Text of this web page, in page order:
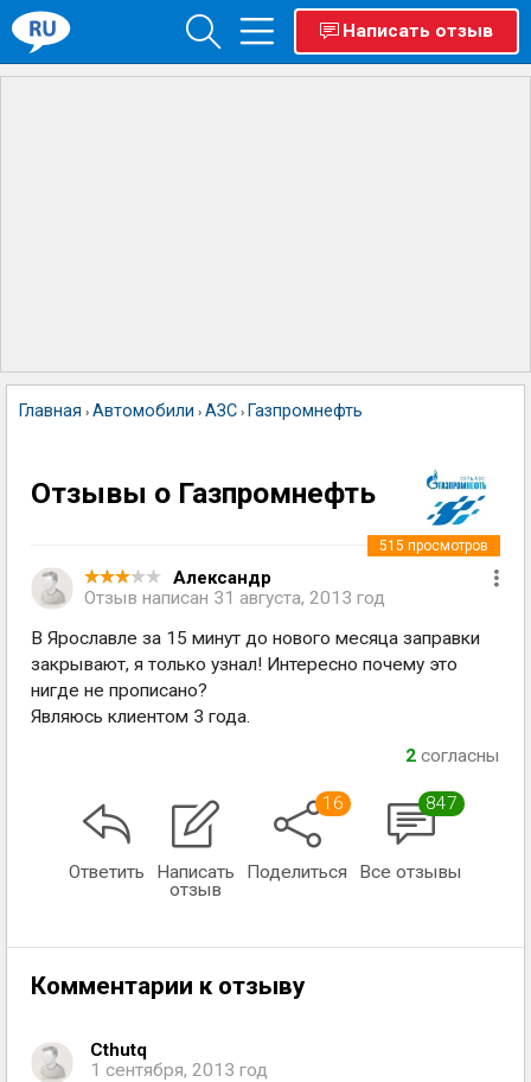
Написать отзыв
Главная › Автомобили › АЗС › Газпромнефть
Отзывы о Газпромнефть
Александр
Отзыв написан 31 августа, 2013 год
515 просмотров
В Ярославле за 15 минут до нового месяца заправки
закрывают, я только узнал! Интересно почему это
нигде не прописано?
Являюсь клиентом 3 года.
2 согласны
Ответить
Написать
отзыв
16
Поделиться
847
Все отзывы
Комментарии к отзыву
Cthutq
1 сентября, 2013 год